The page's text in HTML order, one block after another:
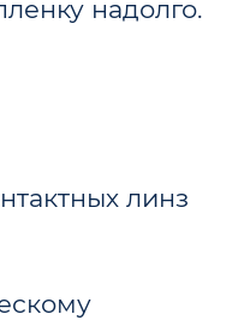
надолго.
линз